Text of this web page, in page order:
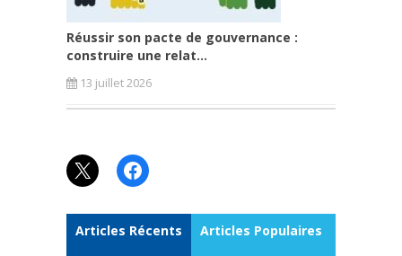
Réussir son pacte de gouvernance :
construire une relat...
13 juillet 2026
X Facebook
Articles Récents Articles Populaires